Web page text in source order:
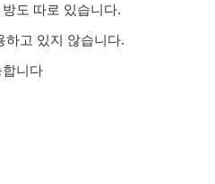
도 따로 있습니다.
하고 있지 않습니다.
니다